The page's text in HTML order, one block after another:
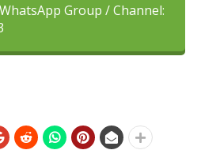
Group / Channel: